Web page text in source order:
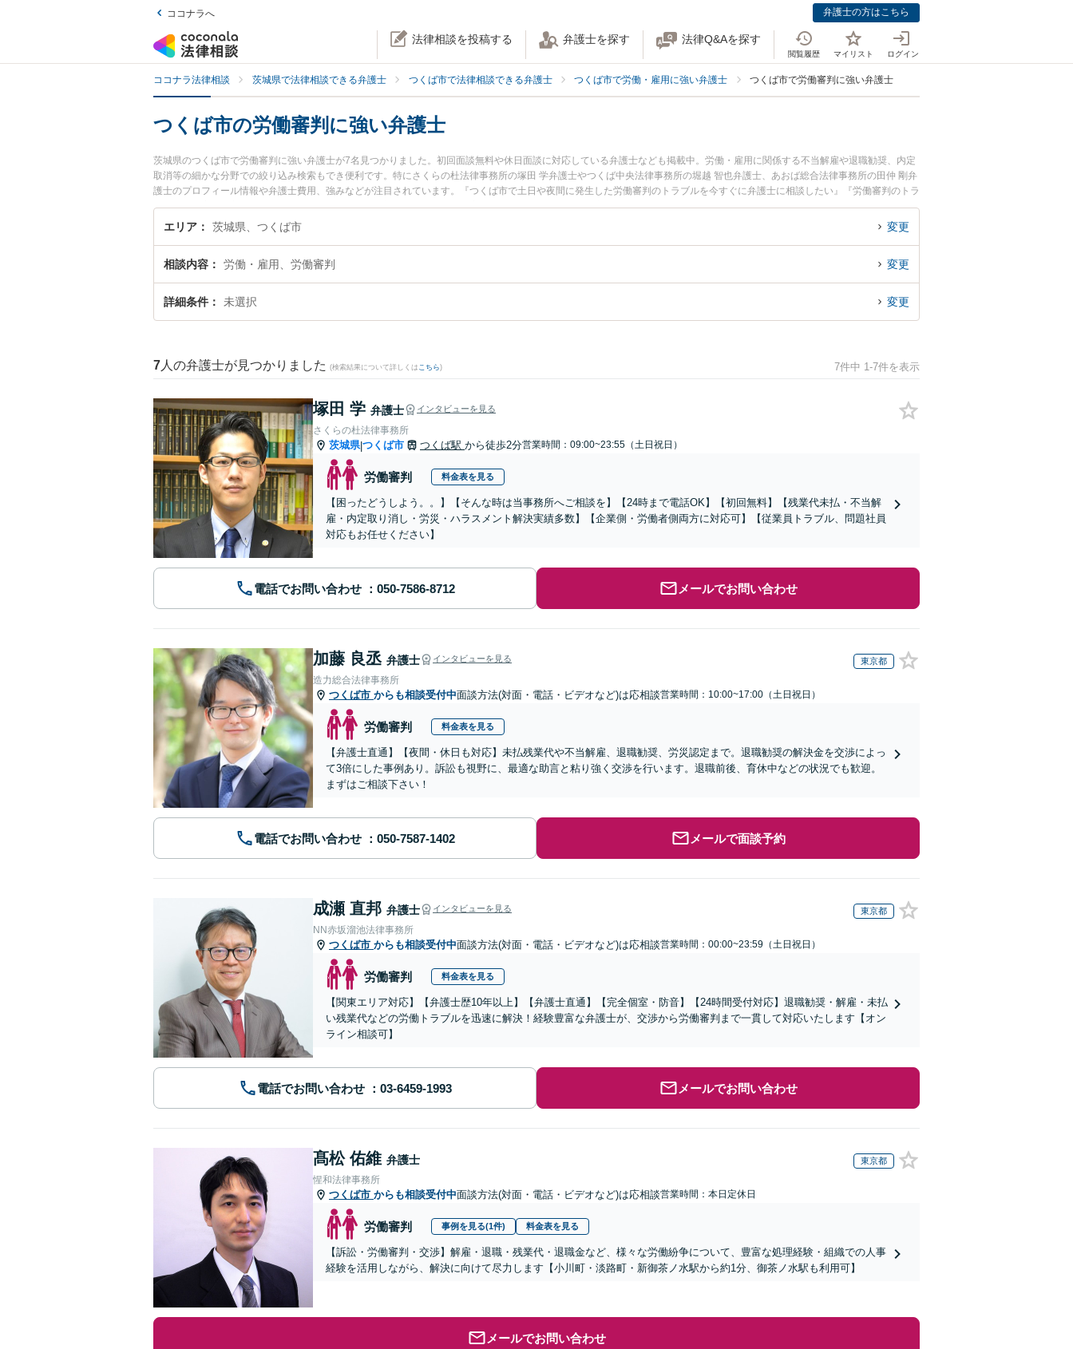
ココナラへ 弁護士の方はこちら
法律相談を投稿する 弁護士を探す 法律Q&Aを探す
閲覧履歴 マイリスト ログイン
ココナラ法律相談 茨城県で法律相談できる弁護士 つくば市で法律相談できる弁護士 つくば市で労働・雇用に強い弁護士 つくば市で労働審判に強い弁護士
つくば市の労働審判に強い弁護士
茨城県のつくば市で労働審判に強い弁護士が7名見つかりました。初回面談無料や休日面談に対応している弁護士なども掲載中。労働・雇用に関係する不当解雇や退職勧奨、内定
取消等の細かな分野での絞り込み検索もでき便利です。特にさくらの杜法律事務所の塚田 学弁護士やつくば中央法律事務所の堀越 智也弁護士、あおば総合法律事務所の田仲 剛弁
護士のプロフィール情報や弁護士費用、強みなどが注目されています。『つくば市で土日や夜間に発生した労働審判のトラブルを今すぐに弁護士に相談したい』『労働審判のトラ
ブル解決の実績豊富な近くの弁護士を検索したい』『初回相談無料で労働審判を法律相談できるつくば市内の弁護士に相談予約したい』などでお困りの相談者さんにおすすめで
す。エリア 茨城県、つくば市 変更
相談内容 労働・雇用、労働審判 変更
詳細条件 未選択 変更
7 人の弁護士が見つかりました (検索結果について詳しくは こちら) 7件中 1-7件を表示
塚田 学 弁護士 インタビューを見る
さくらの杜法律事務所
茨城県|つくば市 つくば駅 から徒歩2分営業時間：09:00~23:55（土日祝日）
労働審判 料金表を見る
【困ったどうしよう。。】【そんな時は当事務所へご相談を】【24時まで電話OK】【初回無料】【残業代未払・不当解
雇・内定取り消し・労災・ハラスメント解決実績多数】【企業側・労働者側両方に対応可】【従業員トラブル、問題社員
対応もお任せください】
電話でお問い合わせ メールでお問い合わせ
加藤 良丞 弁護士 インタビューを見る 東京都
造力総合法律事務所
つくば市 からも相談受付中面談方法(対面・電話・ビデオなど)は応相談営業時間：10:00~17:00（土日祝日）
労働審判 料金表を見る
【弁護士直通】【夜間・休日も対応】未払残業代や不当解雇、退職勧奨、労災認定まで。退職勧奨の解決金を交渉によっ
て3倍にした事例あり。訴訟も視野に、最適な助言と粘り強く交渉を行います。退職前後、育休中などの状況でも歓迎。
まずはご相談下さい！
電話でお問い合わせ メールで面談予約
成瀬 直邦 弁護士 インタビューを見る 東京都
NN赤坂溜池法律事務所
つくば市 からも相談受付中面談方法(対面・電話・ビデオなど)は応相談営業時間：00:00~23:59（土日祝日）
労働審判 料金表を見る
【関東エリア対応】【弁護士歴10年以上】【弁護士直通】【完全個室・防音】【24時間受付対応】退職勧奨・解雇・未払
い残業代などの労働トラブルを迅速に解決！経験豊富な弁護士が、交渉から労働審判まで一貫して対応いたします【オン
ライン相談可】
電話でお問い合わせ メールでお問い合わせ
髙松 佑維 弁護士 東京都
惺和法律事務所
つくば市 からも相談受付中面談方法(対面・電話・ビデオなど)は応相談営業時間：本日定休日
労働審判 事例を見る(1件) 料金表を見る
【訴訟・労働審判・交渉】解雇・退職・残業代・退職金など、様々な労働紛争について、豊富な処理経験・組織での人事
経験を活用しながら、解決に向けて尽力します【小川町・淡路町・新御茶ノ水駅から約1分、御茶ノ水駅も利用可】
メールでお問い合わせ